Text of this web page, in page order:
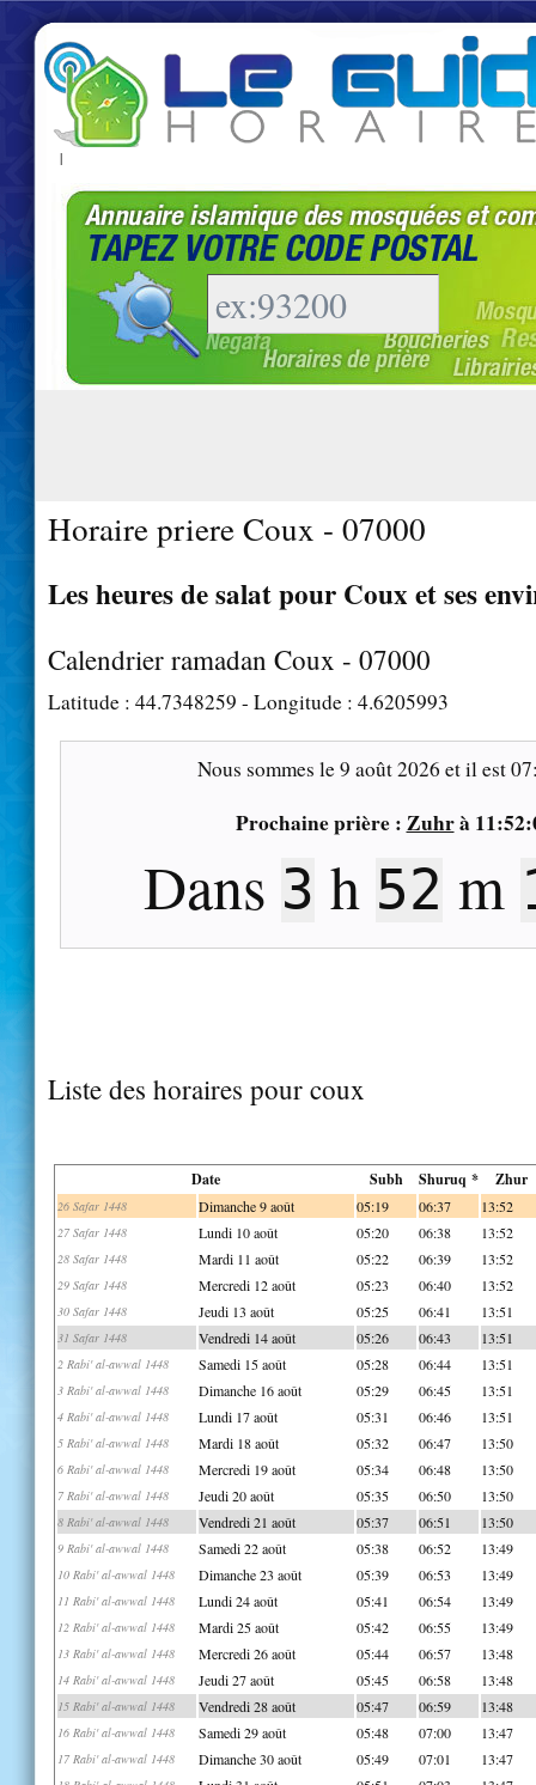
|
Horaire priere Coux - 07000
Les heures de salat pour Coux et ses
Calendrier ramadan Coux - 07000
Latitude : 44.7348259 - Longitude : 4.6205993
Nous sommes le9 août 2026 et il est
Prochaine prière : Zuhrà
Dans 3 h 52 m
Liste des horaires pour coux
Date Subh Shuruq * Zhur
26 Safar 1448 Dimanche 9 août 05:19 06:37 13:52
27 Safar 1448 Lundi 10 août 05:20 06:38 13:52
28 Safar 1448 Mardi 11 août 05:22 06:39 13:52
29 Safar 1448 Mercredi 12 août 05:23 06:40 13:52
30 Safar 1448 Jeudi 13 août 05:25 06:41 13:51
31 Safar 1448 Vendredi 14 août 05:26 06:43 13:51
2 Rabi' al-awwal 1448 Samedi 15 août 05:28 06:44 13:51
3 Rabi' al-awwal 1448 Dimanche 16 août 05:29 06:45 13:51
4 Rabi' al-awwal 1448 Lundi 17 août 05:31 06:46 13:51
5 Rabi' al-awwal 1448 Mardi 18 août 05:32 06:47 13:50
6 Rabi' al-awwal 1448 Mercredi 19 août 05:34 06:48 13:50
7 Rabi' al-awwal 1448 Jeudi 20 août 05:35 06:50 13:50
8 Rabi' al-awwal 1448 Vendredi 21 août 05:37 06:51 13:50
9 Rabi' al-awwal 1448 Samedi 22 août 05:38 06:52 13:49
10 Rabi' al-awwal 1448 Dimanche 23 août 05:39 06:53 13:49
11 Rabi' al-awwal 1448 Lundi 24 août 05:41 06:54 13:49
12 Rabi' al-awwal 1448 Mardi 25 août 05:42 06:55 13:49
13 Rabi' al-awwal 1448 Mercredi 26 août 05:44 06:57 13:48
14 Rabi' al-awwal 1448 Jeudi 27 août 05:45 06:58 13:48
15 Rabi' al-awwal 1448 Vendredi 28 août 05:47 06:59 13:48
16 Rabi' al-awwal 1448 Samedi 29 août 05:48 07:00 13:47
17 Rabi' al-awwal 1448 Dimanche 30 août 05:49 07:01 13:47